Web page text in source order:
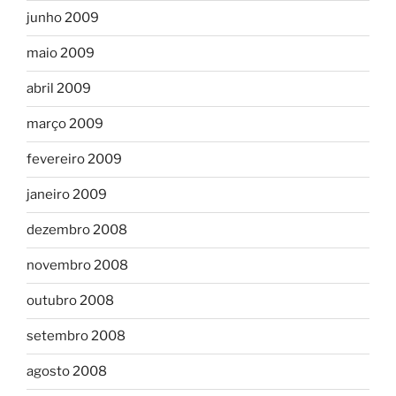
junho 2009
maio 2009
abril 2009
março 2009
fevereiro 2009
janeiro 2009
dezembro 2008
novembro 2008
outubro 2008
setembro 2008
agosto 2008